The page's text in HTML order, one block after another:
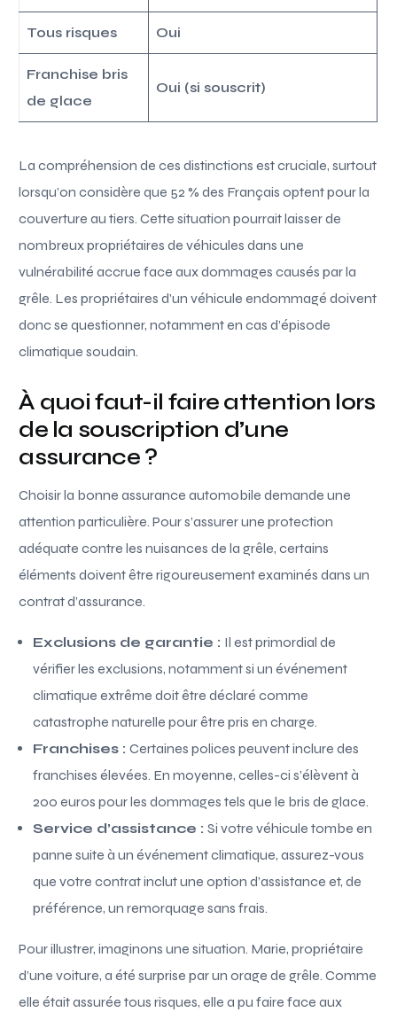
Tous risques Oui
Franchise bris
de glace
Oui (si souscrit)
La compréhension de ces distinctions est cruciale, surtout
lorsqu’on considère que 52 % des Français optent pour la
couverture au tiers. Cette situation pourrait laisser de
nombreux propriétaires de véhicules dans une
vulnérabilité accrue face aux dommages causés par la
grêle. Les propriétaires d’un véhicule endommagé doivent
donc se questionner, notamment en cas d’épisode
climatique soudain.
À quoi faut-il faire attention lors
de la souscription d’une
assurance ?
Choisir la bonne assurance automobile demande une
attention particulière. Pour s’assurer une protection
adéquate contre les nuisances de la grêle, certains
éléments doivent être rigoureusement examinés dans un
contrat d’assurance.
Exclusions de garantie : Il est primordial de
vérifier les exclusions, notamment si un événement
climatique extrême doit être déclaré comme
catastrophe naturelle pour être pris en charge.
Franchises :Certaines polices peuvent inclure des
franchises élevées. En moyenne, celles-ci s’élèvent à
200 euros pour les dommages tels que le bris de glace.
Service d’assistance :Si votre véhicule tombe en
panne suite à un événement climatique, assurez-vous
que votre contrat inclut une option d’assistance et, de
préférence, un remorquage sans frais.
Pour illustrer, imaginons une situation. Marie, propriétaire
d’une voiture, a été surprise par un orage de grêle. Comme
elle était assurée tous risques, elle a pu faire face aux